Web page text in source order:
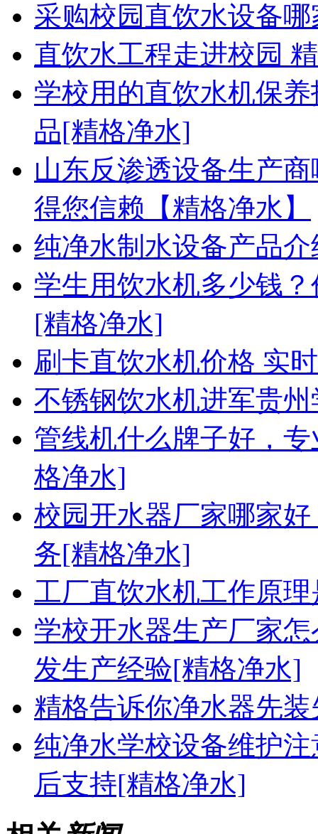
采购校园直饮水设备
直饮水工程走进校园
学校用的直饮水机保
品[精格净水]
山东反渗透设备生产
得您信赖【精格净水】
纯净水制水设备产品
学生用饮水机多少钱
[精格净水]
刷卡直饮水机价格 实
不锈钢饮水机进军贵
管线机什么牌子好，
格净水]
校园开水器厂家哪家
务[精格净水]
工厂直饮水机工作原
学校开水器生产厂家
发生产经验[精格净水]
精格告诉你净水器先
纯净水学校设备维护
后支持[精格净水]